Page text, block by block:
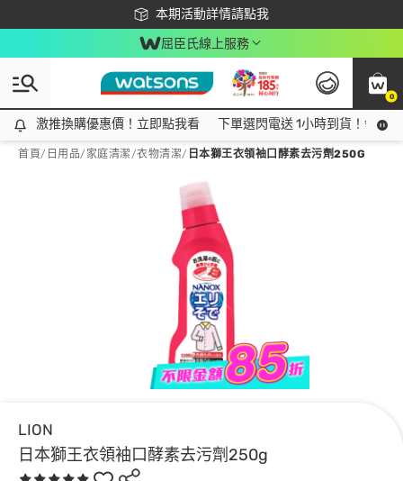
本期活動詳情請點我
下載app最高回饋$350
屈臣氏線上服務
0
激推換購優惠價！立即點我看
激推換購優惠價！立即點我看 下單選閃電送 1小時到貨！領神
首頁/ 日用品/ 家庭清潔/衣物清潔/ 日本獅王衣領袖口酵素去污劑250G
LION
日本獅王衣領袖口酵素去污劑250g